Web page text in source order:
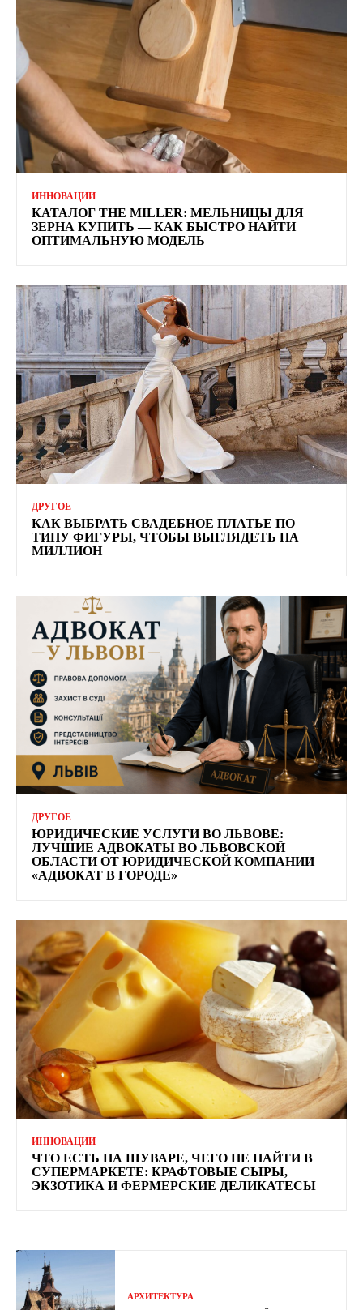
ИННОВАЦИИ
КАТАЛОГ THE MILLER: МЕЛЬНИЦЫ ДЛЯ
ЗЕРНА КУПИТЬ — КАК БЫСТРО НАЙТИ
ОПТИМАЛЬНУЮ МОДЕЛЬ
ДРУГОЕ
КАК ВЫБРАТЬ СВАДЕБНОЕ ПЛАТЬЕ ПО
ТИПУ ФИГУРЫ, ЧТОБЫ ВЫГЛЯДЕТЬ НА
МИЛЛИОН
ДРУГОЕ
ЮРИДИЧЕСКИЕ УСЛУГИ ВО ЛЬВОВЕ:
ЛУЧШИЕ АДВОКАТЫ ВО ЛЬВОВСКОЙ
ОБЛАСТИ ОТ ЮРИДИЧЕСКОЙ КОМПАНИИ
«АДВОКАТ В ГОРОДЕ»
ИННОВАЦИИ
ЧТО ЕСТЬ НА ШУВАРЕ, ЧЕГО НЕ НАЙТИ В
СУПЕРМАРКЕТЕ: КРАФТОВЫЕ СЫРЫ,
ЭКЗОТИКА И ФЕРМЕРСКИЕ ДЕЛИКАТЕСЫ
АРХИТЕКТУРА